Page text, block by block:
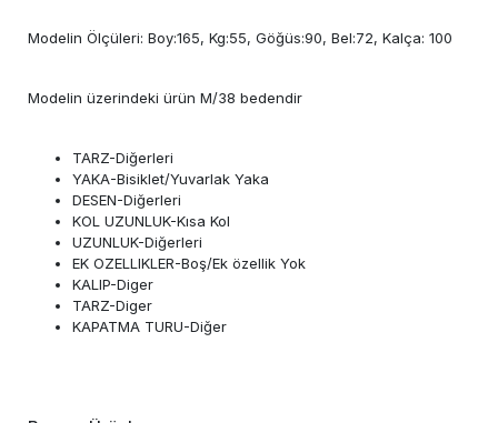
Modelin Ölçüleri: Boy:165, Kg:55, Göğüs:90, Bel:72, Kalça: 100
Modelin üzerindeki ürün M/38 bedendir
TARZ-Diğerleri
YAKA-Bisiklet/Yuvarlak Yaka
DESEN-Diğerleri
KOL UZUNLUK-Kısa Kol
UZUNLUK-Diğerleri
EK OZELLIKLER-Boş/Ek özellik Yok
KALIP-Diger
TARZ-Diger
KAPATMA TURU-Diğer